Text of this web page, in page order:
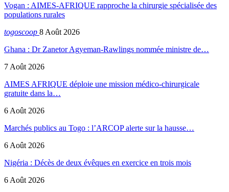
Vogan : AIMES-AFRIQUE rapproche la chirurgie spécialisée des
populations rurales
togoscoop 8 Août 2026
Ghana : Dr Zanetor Agyeman-Rawlings nommée ministre de…
7 Août 2026
AIMES AFRIQUE déploie une mission médico-chirurgicale
gratuite dans la…
6 Août 2026
Marchés publics au Togo : l’ARCOP alerte sur la hausse…
6 Août 2026
Nigéria : Décès de deux évêques en exercice en trois mois
6 Août 2026